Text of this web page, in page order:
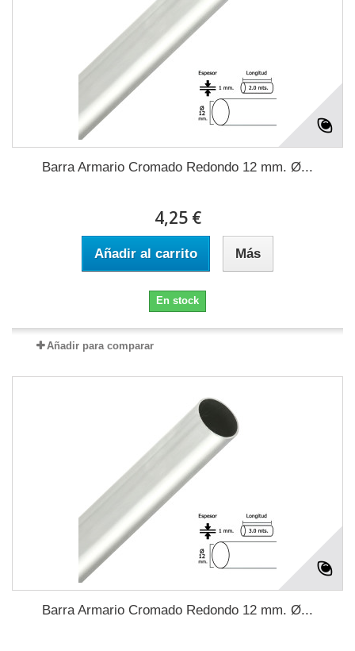
Barra Armario Cromado Redondo 12 mm. Ø...
4,25 €
Añadir al carrito Más
En stock
Añadir para comparar
Barra Armario Cromado Redondo 12 mm. Ø...